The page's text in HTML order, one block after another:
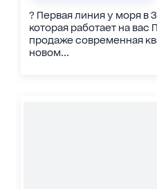
? Первая линия у моря в
которая работает на вас
продаже современная
новом...